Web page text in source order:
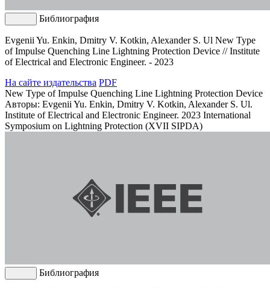
Библиография
Evgenii Yu. Enkin, Dmitry V. Kotkin, Alexander S. Ul New Type
of Impulse Quenching Line Lightning Protection Device // Institute
of Electrical and Electronic Engineer. - 2023
На сайте издательства PDF
New Type of Impulse Quenching Line Lightning Protection Device
Авторы: Evgenii Yu. Enkin, Dmitry V. Kotkin, Alexander S. Ul.
Institute of Electrical and Electronic Engineer. 2023 International
Symposium on Lightning Protection (XVII SIPDA)
Библиография